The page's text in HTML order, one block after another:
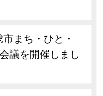
まち・ひと・
議を開催しまし